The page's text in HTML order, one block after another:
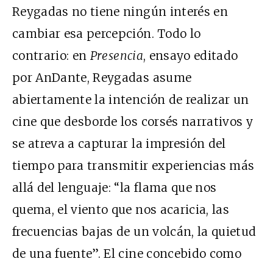
Reygadas no tiene ningún interés en
cambiar esa percepción. Todo lo
contrario: en Presencia, ensayo editado
por AnDante, Reygadas asume
abiertamente la intención de realizar un
cine que desborde los corsés narrativos y
se atreva a capturar la impresión del
tiempo para transmitir experiencias más
allá del lenguaje: “la flama que nos
quema, el viento que nos acaricia, las
frecuencias bajas de un volcán, la quietud
de una fuente”. El cine concebido como